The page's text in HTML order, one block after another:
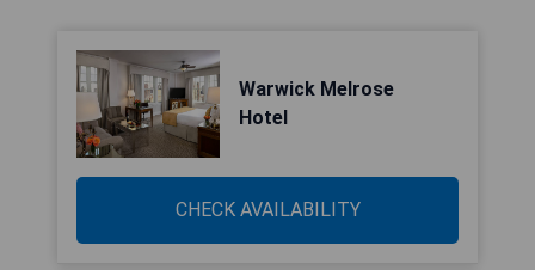
Warwick Melrose
Hotel
CHECK AVAILABILITY